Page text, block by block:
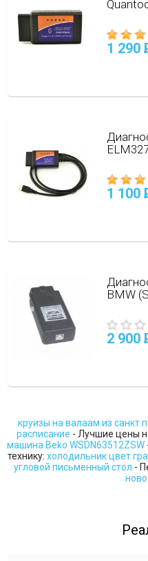
1 290
1 100
BMW
2 900
круизы на валаам из санкт
расписание - Лучшие цены
машина Beko WSDN63512ZSW
технику: холодильник цвет
угловой письменный стол -